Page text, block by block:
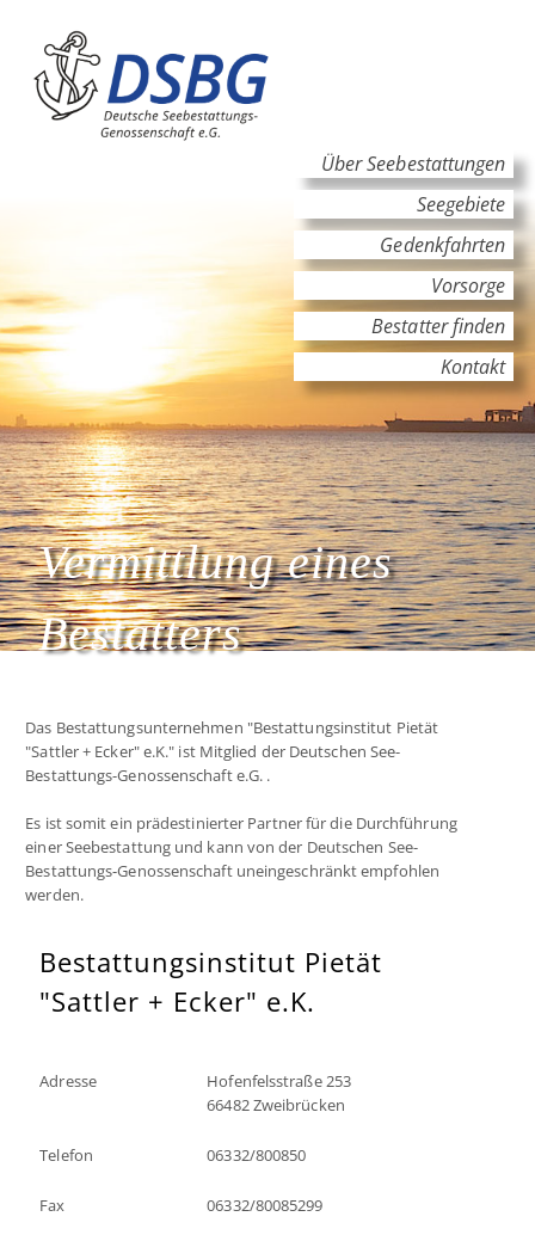
Hauptinhalt
Hauptnavigation
Über Seebestattungen
Seegebiete
Gedenkfahrten
Vorsorge
Bestatter finden
Kontakt
Vermittlung eines
Bestatters
Das Bestattungsunternehmen "Bestattungsinstitut Pietät
"Sattler + Ecker" e.K." ist Mitglied der Deutschen See-
Bestattungs-Genossenschaft e.G. .
Es ist somit ein prädestinierter Partner für die Durchführung
einer Seebestattung und kann von der Deutschen See-
Bestattungs-Genossenschaft uneingeschränkt empfohlen
werden.
Bestattungsinstitut Pietät
"Sattler + Ecker" e.K.
Adresse
Hofenfelsstraße 253
66482 Zweibrücken
Telefon 06332/800850
Fax 06332/80085299